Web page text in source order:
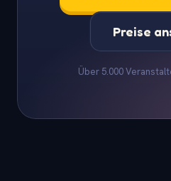
Preise
Über 5.000